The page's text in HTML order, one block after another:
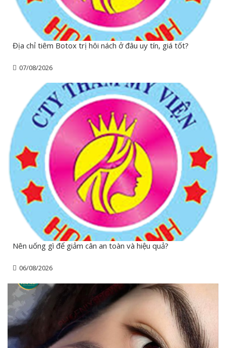
Địa chỉ tiêm Botox trị hôi nách ở đâu uy tín, giá tốt?
07/08/2026
Nên uống gì để giảm cân an toàn và hiệu quả?
06/08/2026